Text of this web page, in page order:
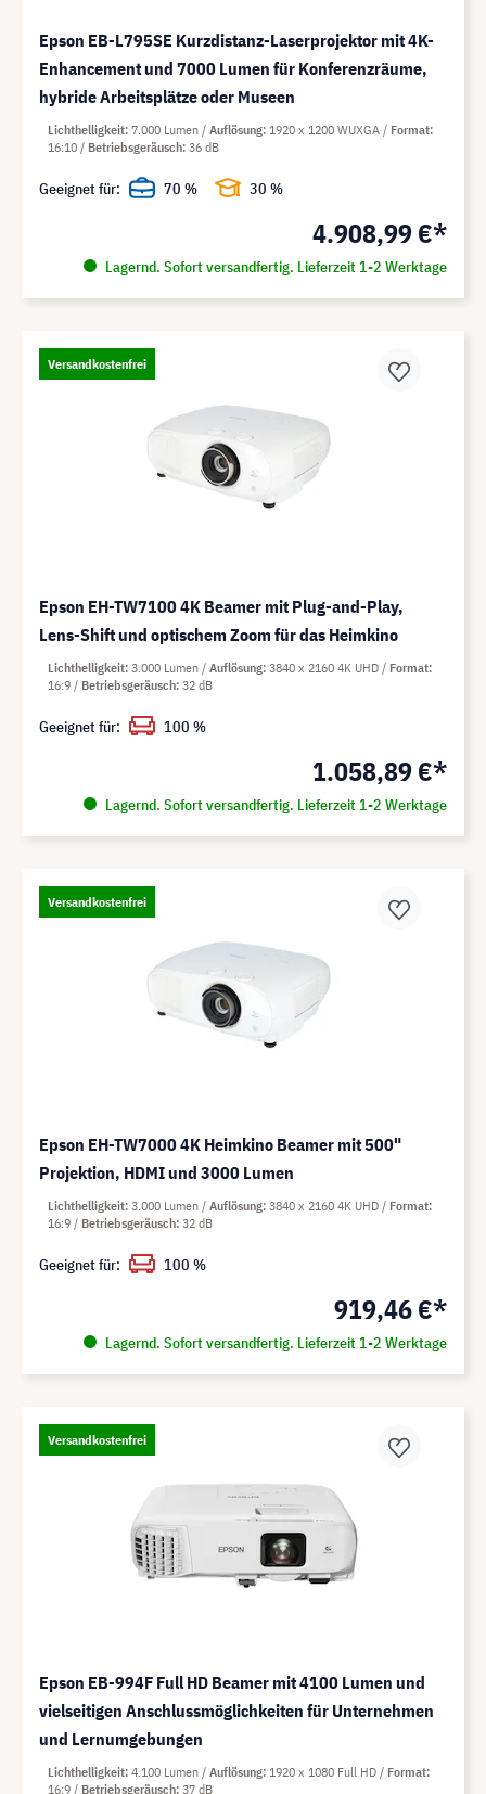
Epson EB-L795SE Kurzdistanz-Laserprojektor mit 4K-
Enhancement und 7000 Lumen für Konferenzräume,
hybride Arbeitsplätze oder Museen
4.908,99 €*
Lagernd. Sofort versandfertig. Lieferzeit 1-2 Werktage
Lichthelligkeit 7.000 Lumen Auflösung 1920 x 1200 WUXGA
Format
16:10
Betriebsgeräusch 36 dB
Geeignet für: 70 % 30 %
Versandkostenfrei
Epson EH-TW7100 4K Beamer mit Plug-and-Play,
Lens-Shift und optischem Zoom für das Heimkino
1.058,89 €*
Lagernd. Sofort versandfertig. Lieferzeit 1-2 Werktage
Lichthelligkeit 3.000 Lumen Auflösung 3840 x 2160 4K UHD
Format
16:9
Betriebsgeräusch 32 dB
Geeignet für: 100 %
Versandkostenfrei
Epson EH-TW7000 4K Heimkino Beamer mit 500"
Projektion, HDMI und 3000 Lumen
919,46 €*
Lagernd. Sofort versandfertig. Lieferzeit 1-2 Werktage
Lichthelligkeit 3.000 Lumen Auflösung 3840 x 2160 4K UHD
Format
16:9
Betriebsgeräusch 32 dB
Geeignet für: 100 %
Versandkostenfrei
Epson EB-994F Full HD Beamer mit 4100 Lumen und
vielseitigen Anschlussmöglichkeiten für Unternehmen
und Lernumgebungen
Lichthelligkeit 4.100 Lumen Auflösung 1920 x 1080 Full HD
Format
16:9
Betriebsgeräusch 37 dB